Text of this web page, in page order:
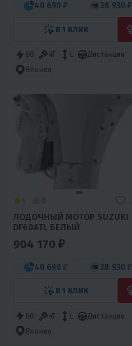
40 690 ₽ 38 930 ₽
В 1 КЛИК
60 4T L
Дистанция
Япония
ЛОДОЧНЫЙ МОТОР SUZUKI
DF60ATL БЕЛЫЙ
904 170 ₽
40 690 ₽ 38 930 ₽
В 1 КЛИК
60 4T L
Дистанция
Япония